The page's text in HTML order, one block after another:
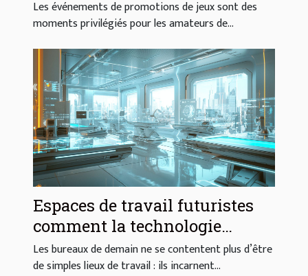
Les événements de promotions de jeux sont des
moments privilégiés pour les amateurs de...
Espaces de travail futuristes
comment la technologie
redéfinit les bureaux en 2023
Les bureaux de demain ne se contentent plus d’être
de simples lieux de travail : ils incarnent...